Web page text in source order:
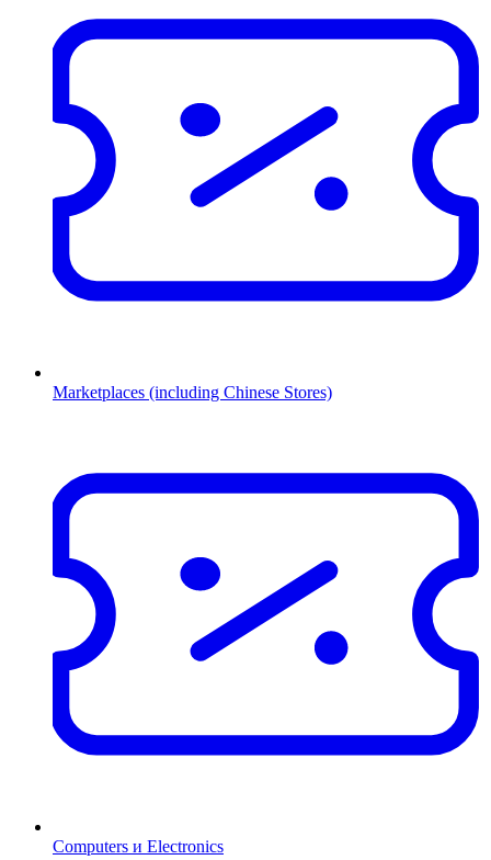
Marketplaces (including Chinese Stores)
Computers и Electronics